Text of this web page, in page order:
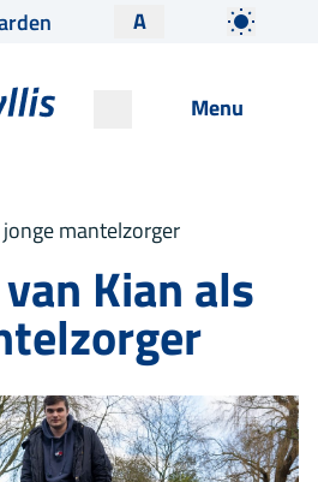
A
Menu
mantelzorger
Kian als